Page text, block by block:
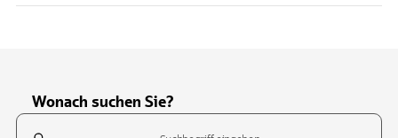
Wonach suchen Sie?
Suchfeld